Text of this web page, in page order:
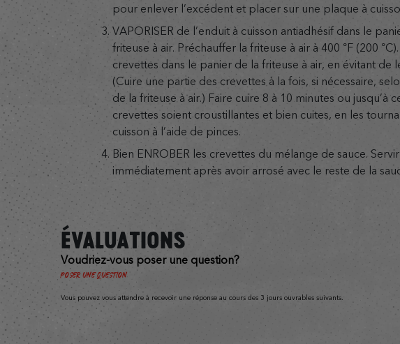
pour enlever l’excédent et placer sur une plaque à
VAPORISER de l’enduit à cuisson antiadhésif dans le
friteuse à air. Préchauffer la friteuse à air à 400 °F (200
crevettes dans le panier de la friteuse à air, en évitant de
(Cuire une partie des crevettes à la fois, si nécessaire,
de la friteuse à air.) Faire cuire 8 à 10 minutes ou jusqu’à
crevettes soient croustillantes et bien cuites, en les
cuisson à l’aide de pinces.
Bien ENROBER les crevettes du mélange de sauce. Servir
immédiatement après avoir arrosé avec le reste de la
ÉVALUATIONS
Voudriez-vous poser une question?
Poser une question
Vous pouvez vous attendre à recevoir une réponse au cours des 3 jours ouvrables suivants.